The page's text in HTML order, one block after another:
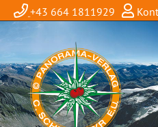
+43 664 1811929